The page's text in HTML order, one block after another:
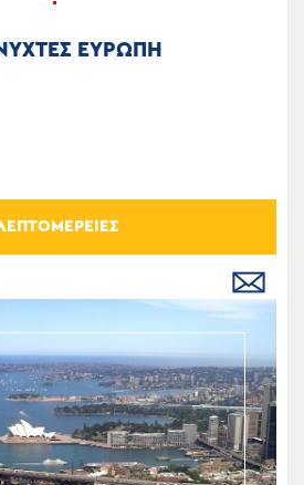
ΕΥΡΩΠΗ